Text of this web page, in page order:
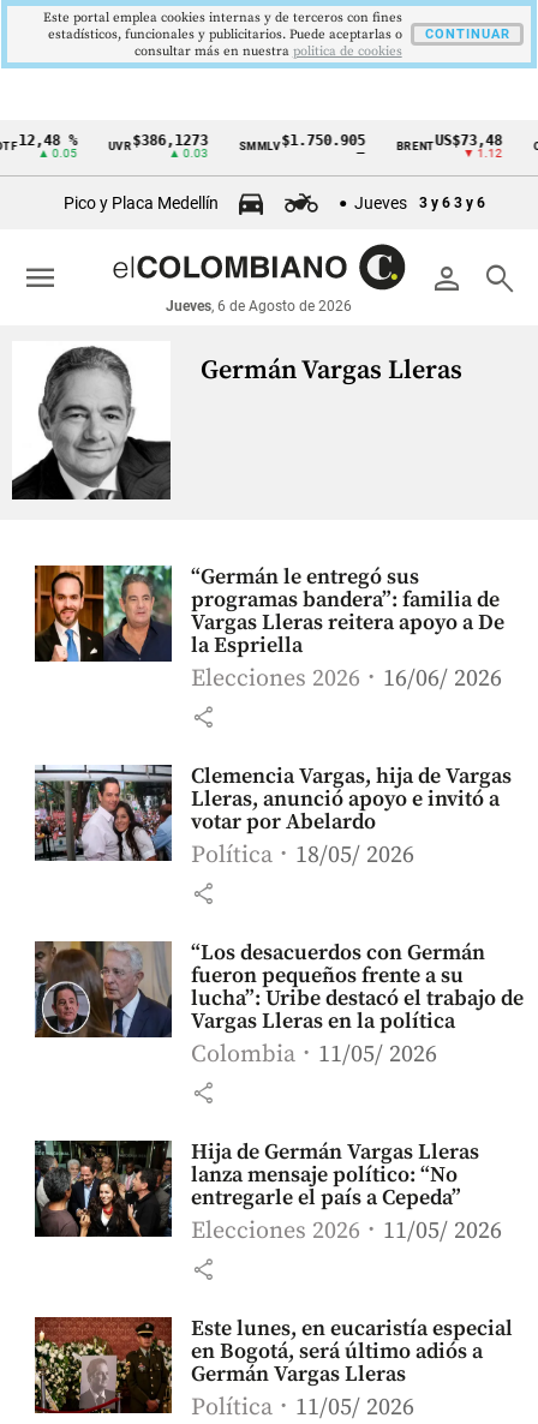
Cintillo
económicos
Colombia
12,48 %
▲ 0.05
UVR$386,1273
▲ 0.03
SMMLV $1.750.905 BRENTUS$73,48
▼ 1.12
Pico y Placa Medellín Jueves 3 y 6 3 y 6
person search
Jueves, 6 de Agosto de 2026
menu
Germán Vargas Lleras
“Germán le entregó sus
programas bandera”: familia de
Vargas Lleras reitera apoyo a De
la Espriella
Elecciones 2026 16/06/ 2026
share
Clemencia Vargas, hija de Vargas
Lleras, anunció apoyo e invitó a
votar por Abelardo
Política 18/05/ 2026
share
“Los desacuerdos con Germán
fueron pequeños frente a su
lucha”: Uribe destacó el trabajo de
Vargas Lleras en la política
Colombia 11/05/ 2026
share
Hija de Germán Vargas Lleras
lanza mensaje político: “No
entregarle el país a Cepeda”
Elecciones 2026 11/05/ 2026
share
Este lunes, en eucaristía especial
en Bogotá, será último adiós a
Germán Vargas Lleras
Política 11/05/ 2026
Este portal emplea cookies internas y de terceros con fines
estadísticos, funcionales y publicitarios. Puede aceptarlas o
consultar más en nuestra politica de cookies
CONTINUAR